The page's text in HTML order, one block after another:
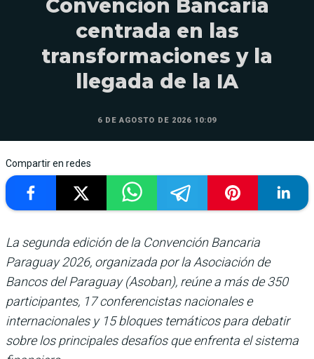
Convención Bancaria
centrada en las
transformaciones y la
llegada de la IA
6 DE AGOSTO DE 2026 10:09
Compartir en redes
La segunda edición de la Convención Bancaria
Paraguay 2026, organizada por la Asociación de
Bancos del Paraguay (Asoban), reúne a más de 350
participantes, 17 conferencistas nacionales e
internacionales y 15 bloques temáticos para debatir
sobre los principales desafíos que enfrenta el sistema